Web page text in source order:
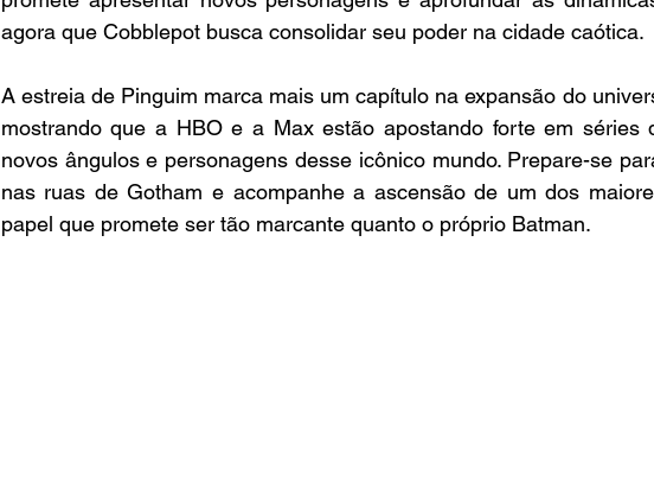
agora que Cobblepot busca consolidar seu poder na cidade caótica.
A estreia de Pinguim marca mais um capítulo na expansão do
mostrando que a HBO e a Max estão apostando forte em séries
novos ângulos e personagens desse icônico mundo. Prepare-se
nas ruas de Gotham e acompanhe a ascensão de um dos
papel que promete ser tão marcante quanto o próprio Batman.